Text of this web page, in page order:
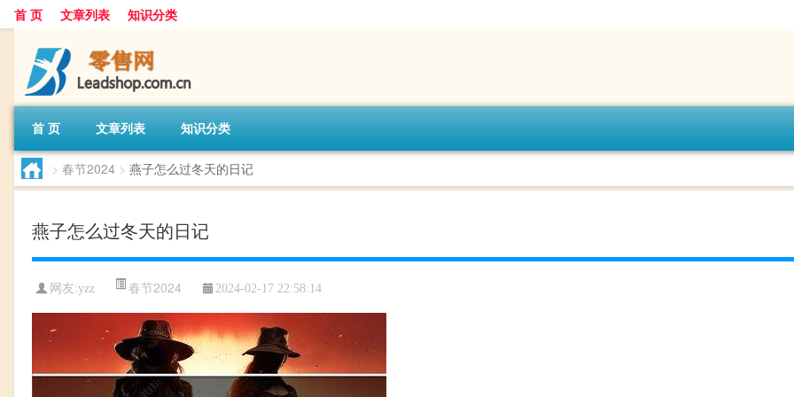
首 页 文章列表 知识分类
首 页 文章列表 知识分类
> 春节2024 > 燕子怎么过冬天的日记
燕子怎么过冬天的日记
网友:yzz 春节2024 2024-02-17 22:58:14